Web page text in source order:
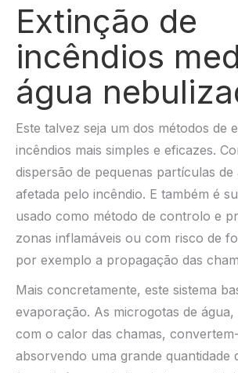
Extinção de
incêndios
água
Este talvez seja um dos métodos de
incêndios mais simples e eficazes.
dispersão de pequenas partículas de
afetada pelo incêndio. E também é
usado como método de controlo e
zonas inflamáveis ou com risco de
por exemplo a propagação das
Mais concretamente, este sistema
evaporação. As microgotas de
com o calor das chamas,
absorvendo uma grande quantidade